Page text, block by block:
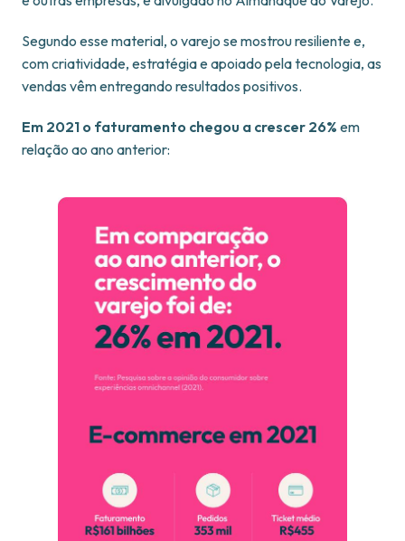
Segundo esse material, o varejo se mostrou resiliente e,
com criatividade, estratégia e apoiado pela tecnologia, as
vendas vêm entregando resultados positivos.
Em 2021 o faturamento chegou a crescer 26% em
relação ao ano anterior: